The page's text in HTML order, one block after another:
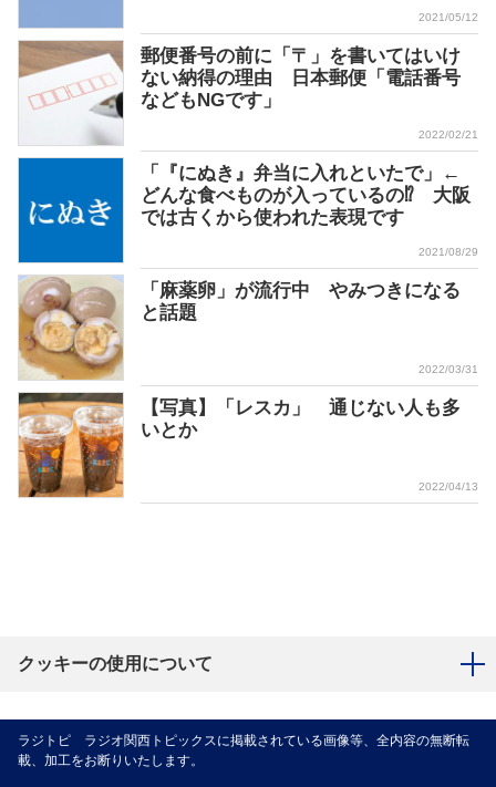
2021/05/12
郵便番号の前に「〒」を書いてはいけ
ない納得の理由 日本郵便「電話番号
などもNGです」
2022/02/21
「『にぬき』弁当に入れといたで」←
どんな食べものが入っているの⁉ 大阪
では古くから使われた表現です
2021/08/29
「麻薬卵」が流行中 やみつきになる
と話題
2022/03/31
【写真】「レスカ」 通じない人も多
いとか
2022/04/13
クッキーの使用について
ラジトピ ラジオ関西トピックスに掲載されている画像等、全内容の無断転
載、加工をお断りいたします。